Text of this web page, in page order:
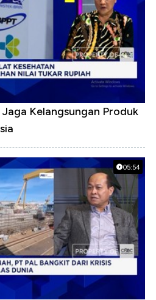
Kelangsungan Produk
05:54